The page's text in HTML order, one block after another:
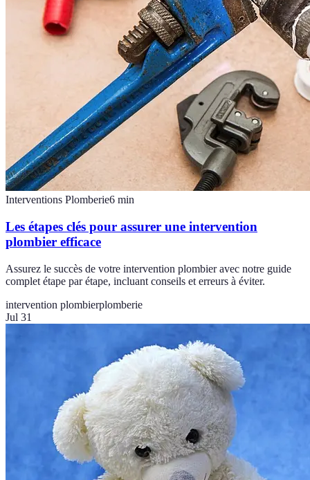
Interventions Plomberie6 min
Les étapes clés pour assurer une intervention
plombier efficace
Assurez le succès de votre intervention plombier avec notre guide
complet étape par étape, incluant conseils et erreurs à éviter.
intervention plombierplomberie
Jul 31